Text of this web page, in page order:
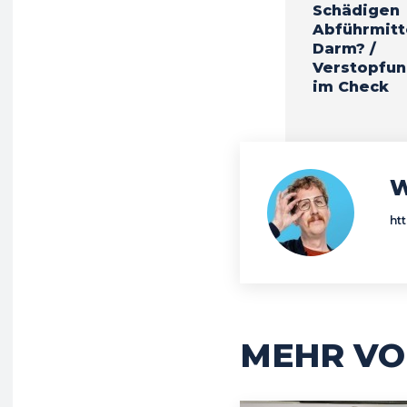
Schädigen
Darm? /
im Check
MEHR